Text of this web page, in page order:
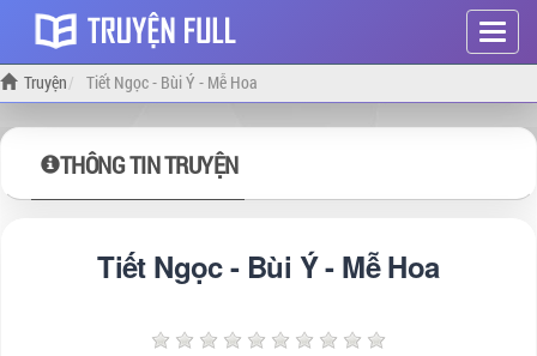
Hiện
menu
Truyện Tiết Ngọc - Bùi Ý - Mễ Hoa
THÔNG TIN TRUYỆN
Tiết Ngọc - Bùi Ý - Mễ Hoa